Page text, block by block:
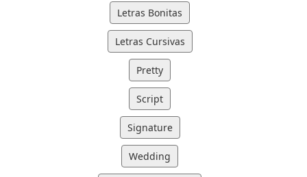
Letras Bonitas
Letras Cursivas
Pretty
Script
Signature
Wedding